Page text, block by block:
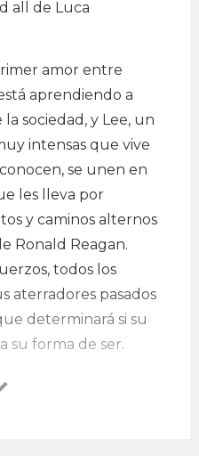
all de Luca
amor entre
aprendiendo a
sociedad, y Lee, un
intensas que vive
se unen en
les lleva por
y caminos alternos
Ronald Reagan.
todos los
aterradores pasados
determinará si su
su forma de ser.
las 7:00 pm y el